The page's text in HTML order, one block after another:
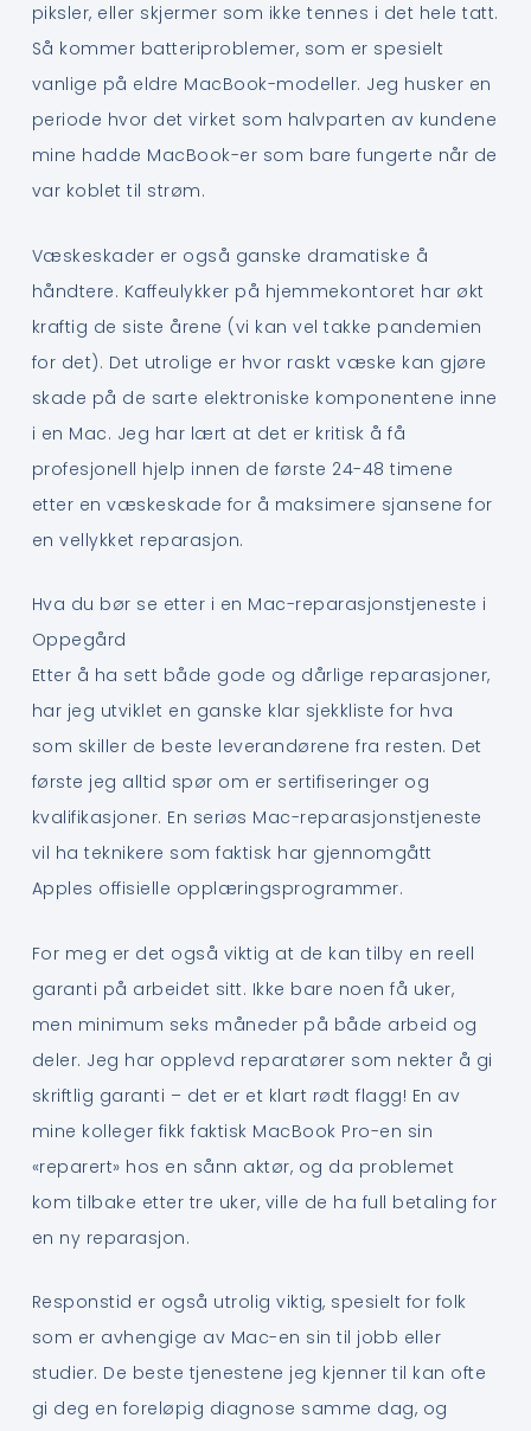
piksler, eller skjermer som ikke tennes i det hele tatt.
Så kommer batteriproblemer, som er spesielt
vanlige på eldre MacBook-modeller. Jeg husker en
periode hvor det virket som halvparten av kundene
mine hadde MacBook-er som bare fungerte når de
var koblet til strøm.
Væskeskader er også ganske dramatiske å
håndtere. Kaffeulykker på hjemmekontoret har økt
kraftig de siste årene (vi kan vel takke pandemien
for det). Det utrolige er hvor raskt væske kan gjøre
skade på de sarte elektroniske komponentene inne
i en Mac. Jeg har lært at det er kritisk å få
profesjonell hjelp innen de første 24-48 timene
etter en væskeskade for å maksimere sjansene for
en vellykket reparasjon.
Hva du bør se etter i en Mac-reparasjonstjeneste i
Oppegård
Etter å ha sett både gode og dårlige reparasjoner,
har jeg utviklet en ganske klar sjekkliste for hva
som skiller de beste leverandørene fra resten. Det
første jeg alltid spør om er sertifiseringer og
kvalifikasjoner. En seriøs Mac-reparasjonstjeneste
vil ha teknikere som faktisk har gjennomgått
Apples offisielle opplæringsprogrammer.
For meg er det også viktig at de kan tilby en reell
garanti på arbeidet sitt. Ikke bare noen få uker,
men minimum seks måneder på både arbeid og
deler. Jeg har opplevd reparatører som nekter å gi
skriftlig garanti – det er et klart rødt flagg! En av
mine kolleger fikk faktisk MacBook Pro-en sin
«reparert» hos en sånn aktør, og da problemet
kom tilbake etter tre uker, ville de ha full betaling for
en ny reparasjon.
Responstid er også utrolig viktig, spesielt for folk
som er avhengige av Mac-en sin til jobb eller
studier. De beste tjenestene jeg kjenner til kan ofte
gi deg en foreløpig diagnose samme dag, og